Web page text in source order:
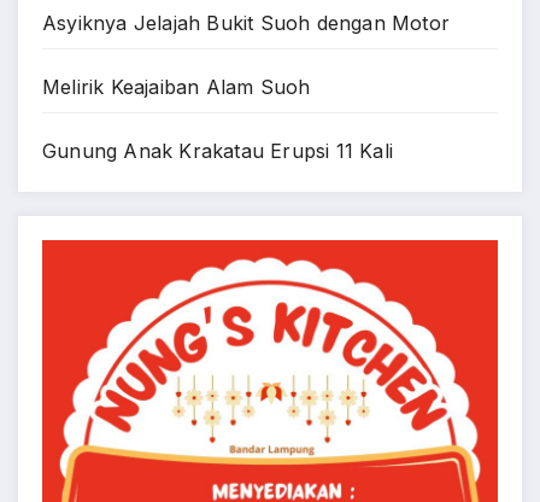
Asyiknya Jelajah Bukit Suoh dengan Motor
Melirik Keajaiban Alam Suoh
Gunung Anak Krakatau Erupsi 11 Kali